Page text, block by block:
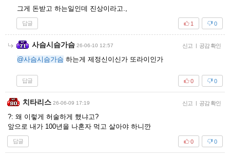
그게 돈받고 하는일인데 진상이라고.,
답글 0
1
사슴시슴가슴 26-06-10 12:57 신고 | 공감 확인
@사슴시슴가슴 하는게 제정신이신가 또라이인가
답글 0
0
치타리스 26-06-09 17:19 신고 | 공감 확인
?: 왜 이렇게 허술하게 했냐고?
앞으로 내가 100년을 나혼자 먹고 살아야 하니깐
답글 0
0